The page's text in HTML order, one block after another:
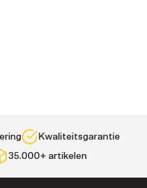
Kwaliteitsgarantie
35.000+ artikelen